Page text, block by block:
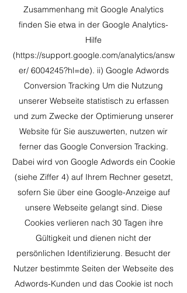
Zusammenhang mit Google Analytics
finden Sie etwa in der Google Analytics-
Hilfe
(https://support.google.com/analytics/answ
er/ 6004245?hl=de). ii) Google Adwords
Conversion Tracking Um die Nutzung
unserer Webseite statistisch zu erfassen
und zum Zwecke der Optimierung unserer
Website für Sie auszuwerten, nutzen wir
ferner das Google Conversion Tracking.
Dabei wird von Google Adwords ein Cookie
(siehe Ziffer 4) auf Ihrem Rechner gesetzt,
sofern Sie über eine Google-Anzeige auf
unsere Webseite gelangt sind. Diese
Cookies verlieren nach 30 Tagen ihre
Gültigkeit und dienen nicht der
persönlichen Identifizierung. Besucht der
Nutzer bestimmte Seiten der Webseite des
Adwords-Kunden und das Cookie ist noch